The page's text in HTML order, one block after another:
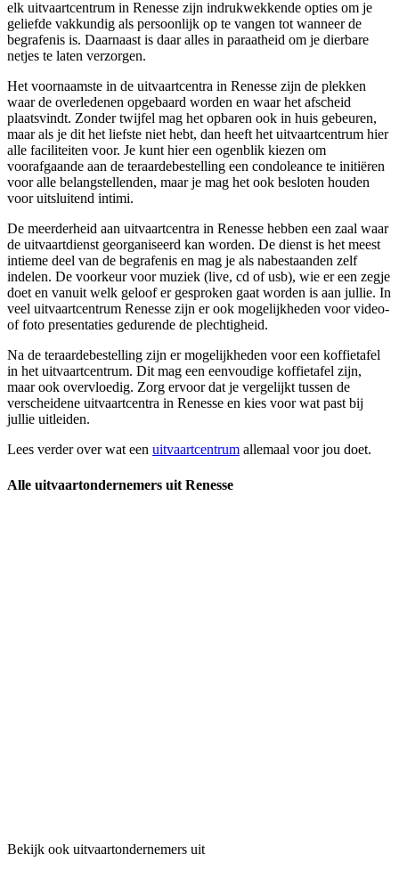
elk uitvaartcentrum in Renesse zijn indrukwekkende opties om je
geliefde vakkundig als persoonlijk op te vangen tot wanneer de
begrafenis is. Daarnaast is daar alles in paraatheid om je dierbare
netjes te laten verzorgen.
Het voornaamste in de uitvaartcentra in Renesse zijn de plekken
waar de overledenen opgebaard worden en waar het afscheid
plaatsvindt. Zonder twijfel mag het opbaren ook in huis gebeuren,
maar als je dit het liefste niet hebt, dan heeft het uitvaartcentrum hier
alle faciliteiten voor. Je kunt hier een ogenblik kiezen om
voorafgaande aan de teraardebestelling een condoleance te initiëren
voor alle belangstellenden, maar je mag het ook besloten houden
voor uitsluitend intimi.
De meerderheid aan uitvaartcentra in Renesse hebben een zaal waar
de uitvaartdienst georganiseerd kan worden. De dienst is het meest
intieme deel van de begrafenis en mag je als nabestaanden zelf
indelen. De voorkeur voor muziek (live, cd of usb), wie er een zegje
doet en vanuit welk geloof er gesproken gaat worden is aan jullie. In
veel uitvaartcentrum Renesse zijn er ook mogelijkheden voor video-
of foto presentaties gedurende de plechtigheid.
Na de teraardebestelling zijn er mogelijkheden voor een koffietafel
in het uitvaartcentrum. Dit mag een eenvoudige koffietafel zijn,
maar ook overvloedig. Zorg ervoor dat je vergelijkt tussen de
verscheidene uitvaartcentra in Renesse en kies voor wat past bij
jullie uitleiden.
Lees verder over wat een uitvaartcentrum allemaal voor jou doet.
Alle uitvaartondernemers uit Renesse
Bekijk ook uitvaartondernemers uit